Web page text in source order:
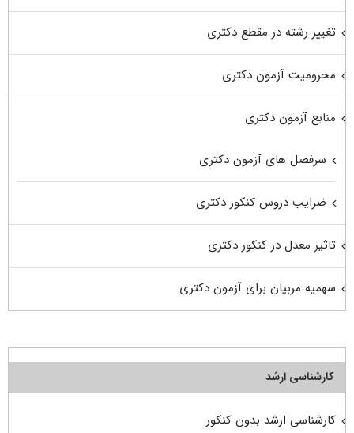
تغییر رشته در مقطع دکتری
محرومیت آزمون دکتری
منابع آزمون دکتری
سرفصل های آزمون دکتری
ضرایب دروس کنکور دکتری
تاثیر معدل در کنکور دکتری
سهمیه مربیان برای آزمون دکتری
کارشناسی ارشد
کارشناسی ارشد بدون کنکور